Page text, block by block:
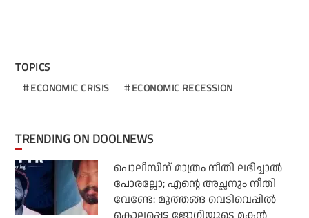
TOPICS
ECONOMIC CRISIS ECONOMIC RECESSION
TRENDING ON DOOLNEWS
പൊലീസിന് മാത്രം നീതി ലഭിച്ചാല്‍
പോരല്ലോ; എന്റെ അച്ഛനും നീതി
വേണ്ടേ: മുത്തങ്ങ വെടിവെപ്പില്‍